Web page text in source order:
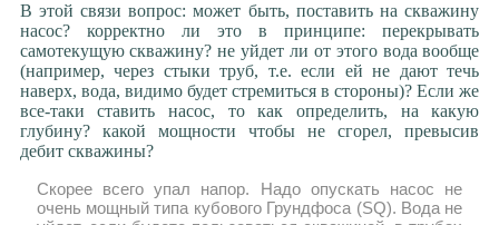
В этой связи вопрос: может быть, поставить на скважину
насос? корректно ли это в принципе: перекрывать
самотекущую скважину? не уйдет ли от этого вода вообще
(например, через стыки труб, т.е. если ей не дают течь
наверх, вода, видимо будет стремиться в стороны)? Если же
все-таки ставить насос, то как определить, на какую
глубину? какой мощности чтобы не сгорел, превысив
дебит скважины?
Скорее всего упал напор. Надо опускать насос не
очень мощный типа кубового Грундфоса (SQ). Вода не